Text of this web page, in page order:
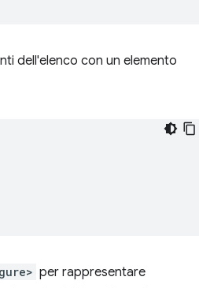
dell'elenco con un elemento
per rappresentare